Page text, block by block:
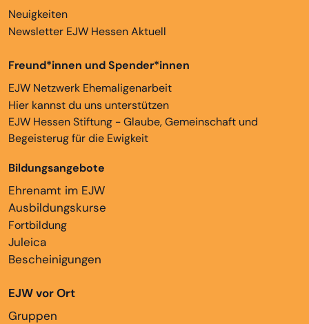
Neuigkeiten
Newsletter EJW Hessen Aktuell
Freund*innen und Spender*innen
EJW Netzwerk Ehemaligenarbeit
Hier kannst du uns unterstützen
EJW Hessen Stiftung - Glaube, Gemeinschaft und
Begeisterug für die Ewigkeit
Bildungsangebote
Ehrenamt im EJW
Ausbildungskurse
Fortbildung
Juleica
Bescheinigungen
EJW vor Ort
Gruppen